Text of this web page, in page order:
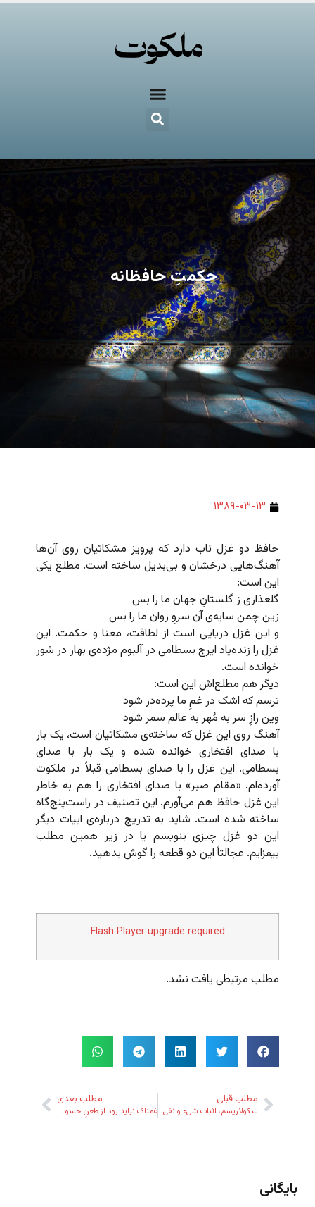
حکمتِ حافظانه
۱۳۸۹-۰۳-۱۳
حافظ دو غزل ناب دارد که پرویز مشکاتیان روی آن‌ها
آهنگ‌هایی درخشان و بی‌بدیل ساخته است. مطلع یکی
این است:
گلعذاری ز گلستانِ جهان ما را بس
زین چمن سایه‌ی آن سروِ روان ما را بس
و این غزل دریایی است از لطافت، معنا و حکمت. این
غزل را زنده‌یاد ایرج بسطامی در آلبوم مژده‌ی بهار در شور
خوانده است.
دیگر هم مطلع‌اش این است:
ترسم که اشک در غمِ ما پرده‌در شود
وین رازِ سر به مُهر به عالم سمر شود
آهنگ روی این غزل که ساخته‌ی مشکاتیان است، یک بار
با صدای افتخاری خوانده شده و یک بار با صدای
بسطامی. این غزل را با صدای بسطامی قبلاً در ملکوت
آورده‌ام. «مقام صبر» با صدای افتخاری را هم به خاطر
این غزل حافظ هم می‌آورم. این تصنیف در راست‌پنج‌گاه
ساخته شده است. شاید به تدریج درباره‌ی ابیات دیگر
این دو غزل چیزی بنویسم یا در زیر همین مطلب
بیفزایم. عجالتاً‌ این دو قطعه را گوش بدهید.
Flash Player upgrade required
مطلب مرتبطی یافت نشد.
مطلب قبلی
سکولاریسم، ‌اثبات شیء و نفی ماعدا!
مطلب بعدی
غمناک نباید بود از طعنِ حسود ای دل
بایگانی